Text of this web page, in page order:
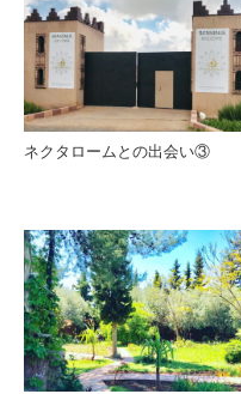
的な
使い
ネクタロームとの出会い③